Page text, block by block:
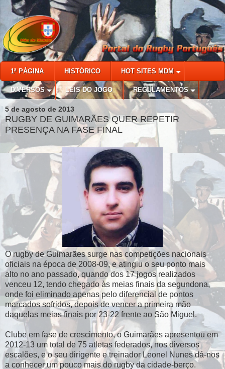
1ª PÁGINA HISTÓRICO HOT SITES MDM
DIVERSOS LEIS DO JOGO REGULAMENTOS
5 de agosto de 2013
RUGBY DE GUIMARÃES QUER REPETIR
PRESENÇA NA FASE FINAL
O rugby de Guimarães surge nas competições nacionais
oficiais na época de 2008-09, e atingiu o seu ponto mais
alto no ano passado, quando dos 17 jogos realizados
venceu 12, tendo chegado às meias finais da segundona,
onde foi eliminado apenas pelo diferencial de pontos
marcados sofridos, depois de vencer a primeira mão
daquelas meias finais por 23-22 frente ao São Miguel.
Clube em fase de crescimento, o Guimarães apresentou em
2012-13 um total de 75 atletas federados, nos diversos
escalões, e o seu dirigente e treinador Leonel Nunes dá-nos
a conhecer um pouco mais do rugby da cidade-berço.